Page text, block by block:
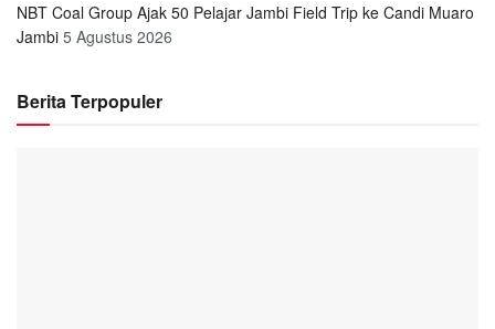
NBT Coal Group Ajak 50 Pelajar Jambi Field Trip ke Candi Muaro
Jambi 5 Agustus 2026
Berita Terpopuler